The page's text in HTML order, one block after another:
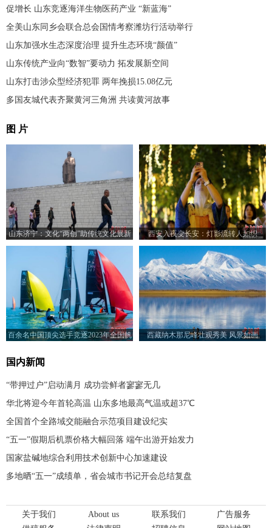
促增长 山东竞逐海洋生物医药产业 “新蓝海”
全美山东同乡会联合总会国情考察潍坊行活动举行
山东加强水生态深度治理 提升生态环境“颜值”
山东传统产业向“数智”要动力 拓发展新空间
山东打击涉众型经济犯罪 两年挽损15.08亿元
多国友城代表齐聚黄河三角洲 共读黄河故事
图 片
山东济宁：文化“两创”助传统文化展新
颜
西安入夜变长安：灯影流转人如织
百余名中国顶尖选手竞逐2023年全国帆
西藏纳木那尼峰壮观秀美 风景如画
国内新闻
“带押过户”启动满月 成功尝鲜者寥寥无几
华北将迎今年首轮高温 山东多地最高气温或超37℃
全国首个全路域交能融合示范项目建设纪实
“五一”假期后机票价格大幅回落 端午出游开始发力
国家盐碱地综合利用技术创新中心加速建设
多地晒“五一”成绩单，省会城市书记开会总结复盘
关于我们 About us 联系我们
广告服务